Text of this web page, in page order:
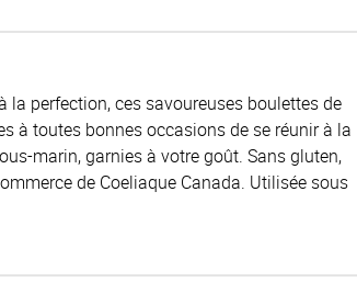
la perfection, ces savoureuses boulettes de
à toutes bonnes occasions de se réunir à la
marin, garnies à votre goût. Sans gluten,
de Coeliaque Canada. Utilisée sous